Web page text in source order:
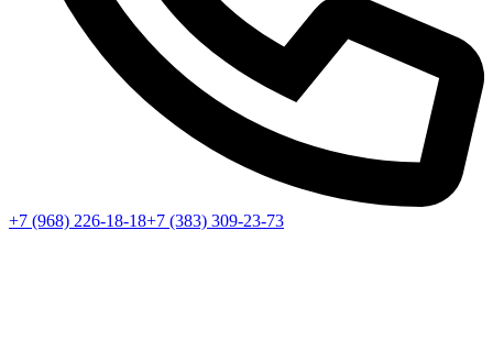
+7 (968) 226-18-18+7 (383) 309-23-73